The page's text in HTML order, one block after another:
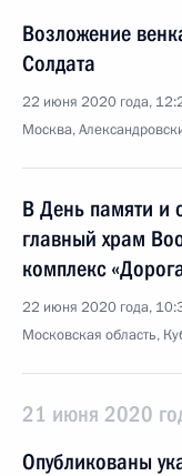
Возложение
Солдата
22 июня 2020 года,
Москва,
В День памяти и
главный храм
комплекс
22 июня 2020 года,
Московская область,
21 июня 2020
Опубликованы